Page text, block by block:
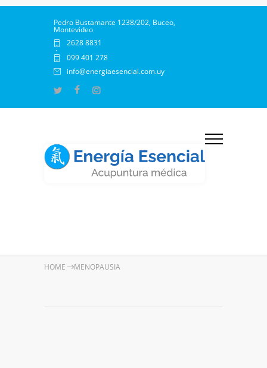
Pedro Bustamante 1238/202, Buceo,
Montevideo
2628 8831
·
099 401 278
info@energiaesencial.com.uy
HOME MENOPAUSIA